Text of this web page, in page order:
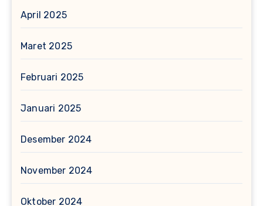
April 2025
Maret 2025
Februari 2025
Januari 2025
Desember 2024
November 2024
Oktober 2024